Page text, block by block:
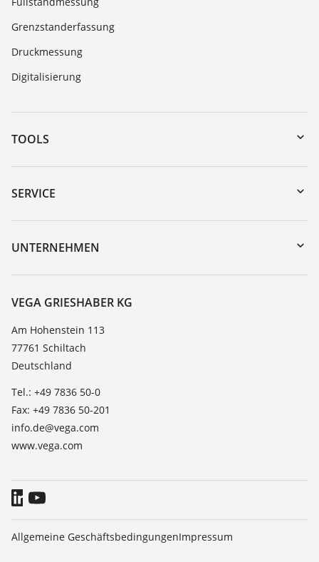
Grenzstanderfassung
Druckmessung
Digitalisierung
TOOLS
Download-Center
Gerätesuche (Seriennummer)
DTM Collection/PACTware
SERVICE
Geräterücksendung
Trainings
TeamViewer
UNTERNEHMEN
Karriere
Über VEGA
Kontakt
News
Presse
Blog
VEGA GRIESHABER KG
Am Hohenstein 113
77761 Schiltach
Deutschland
Tel.: +49 7836 50-0
Fax: +49 7836 50-201
info.de@vega.com
www.vega.com
Allgemeine GeschäftsbedingungenImpressum